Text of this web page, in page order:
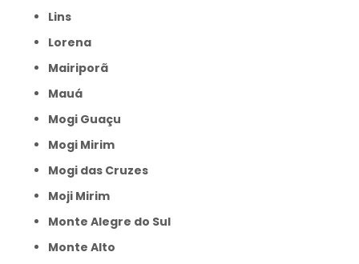
Lins
Lorena
Mairiporã
Mauá
Mogi Guaçu
Mogi Mirim
Mogi das Cruzes
Moji Mirim
Monte Alegre do Sul
Monte Alto